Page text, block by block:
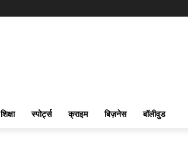
शिक्षा स्पोर्ट्स क्राइम बिज़नेस बॉलीवुड